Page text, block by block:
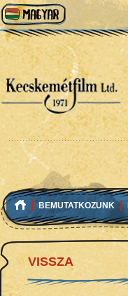
BEMUTATKOZUNK
VISSZA